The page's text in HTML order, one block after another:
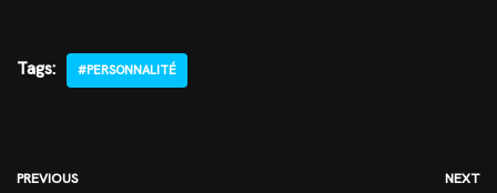
Tags: #PERSONNALITÉ
PREVIOUS NEXT